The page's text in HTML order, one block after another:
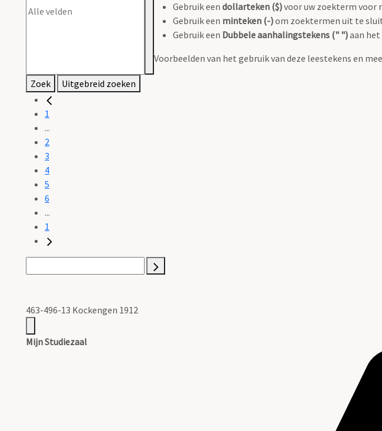
Gebruik een dollarteken ($)voor uw zoekterm voor
Gebruik een minteken (-)om zoektermen uit te
Gebruik een Dubbele aanhalingstekens (" ")aan het
Voorbeelden van het gebruik van deze leestekens en
Zoek Uitgebreid zoeken
1
...
2
3
4
5
6
...
1
463-496-13 Kockengen 1912
Mijn Studiezaal